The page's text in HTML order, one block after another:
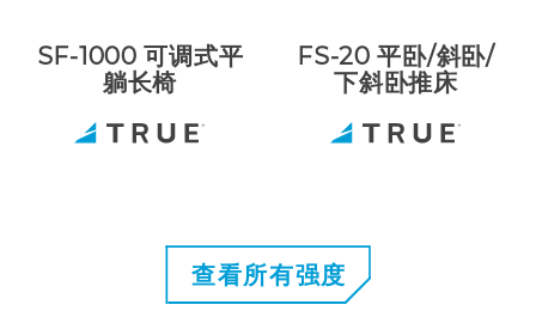
SF-1000 可调式平
躺长椅
FS-20 平卧/斜卧/
下斜卧推床
查看所有强度